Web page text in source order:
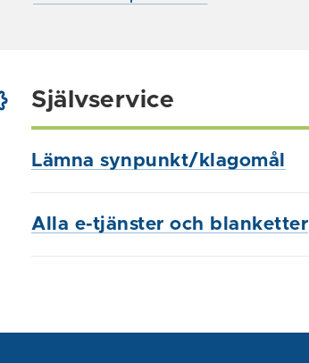
Självservice
Lämna synpunkt/klagomål
Alla e-tjänster och blanketter